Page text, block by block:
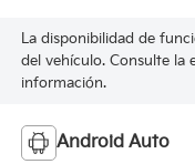
La disponibilidad de
del vehículo. Consulte la
información.
Android Auto